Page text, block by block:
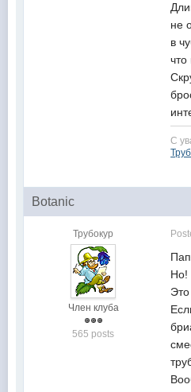
не
в
что
С
Botanic
Трубокур
Член клуба
565 posts
Но!